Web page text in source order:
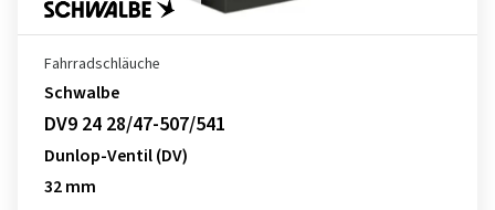
Fahrradschläuche
Schwalbe
DV9 24 28/47-507/541
Dunlop-Ventil (DV)
32 mm